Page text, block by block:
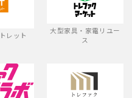
レット
大型家具・家電リユー
ス